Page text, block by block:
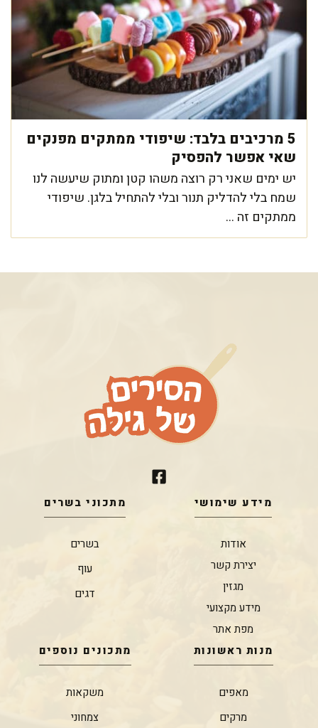
5 מרכיבים בלבד: שיפודי ממתקים מפנקים
שאי אפשר להפסיק
יש ימים שאני רק רוצה משהו קטן ומתוק שיעשה לנו
שמח בלי להדליק תנור ובלי להתחיל בלגן. שיפודי
ממתקים זה ...
מידע שימושי
אודות
יצירת קשר
מגזין
מידע מקצועי
מפת אתר
מתכוני בשרים
בשרים
עוף
דגים
מנות ראשונות
מאפים
מרקים
מתכונים נוספים
משקאות
צמחוני